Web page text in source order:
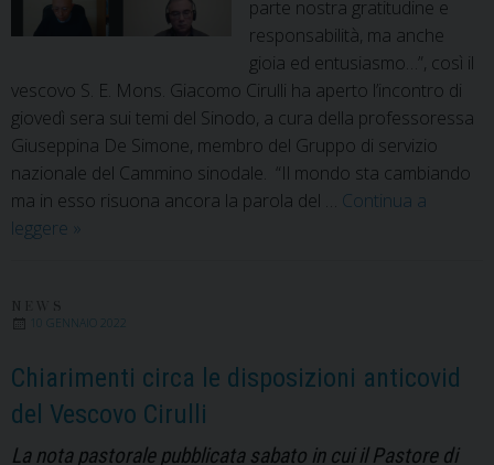
parte nostra gratitudine e
responsabilità, ma anche
gioia ed entusiasmo…”, così il
vescovo S. E. Mons. Giacomo Cirulli ha aperto l’incontro di
giovedì sera sui temi del Sinodo, a cura della professoressa
Giuseppina De Simone, membro del Gruppo di servizio
nazionale del Cammino sinodale. “Il mondo sta cambiando
ma in esso risuona ancora la parola del … Continua a
leggere Un
bellezza
di
essere
Chiesa
»
10 GENNAIO 2022
Chiarimenti circa le disposizioni anticovid
del Vescovo Cirulli
La nota pastorale pubblicata sabato in cui il Pastore di